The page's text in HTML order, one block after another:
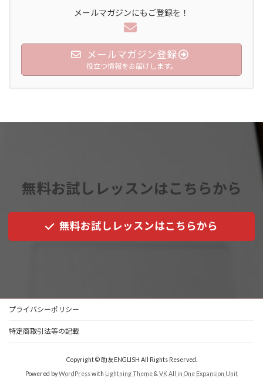
メールマガジンにもご登録を！
メールマガジン登録
役立つ情報をお届けします。
無料お試しレッスンはこちらから
無料お試しレッスンはこちらから
プライバシーポリシー
特定商取引法等の記載
Copyright © 助友ENGLISH All Rights Reserved.
Powered byWordPresswith Lightning Theme& VK All in One Expansion Unit